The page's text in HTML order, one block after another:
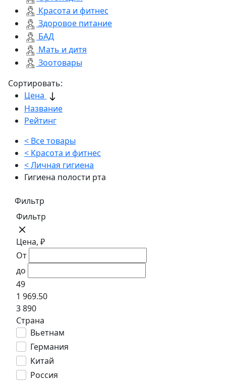
Красота и фитнес
Здоровое питание
БАД
Мать и дитя
Зоотовары
Сортировать:
Цена
Название
Рейтинг
< Все товары
< Красота и фитнес
< Личная гигиена
Гигиена полости рта
Фильтр
Фильтр
Цена, ₽
От
до
49
1 969.50
3 890
Страна
Вьетнам
Германия
Китай
Россия